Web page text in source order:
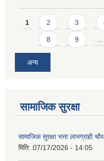
Pages
1 2 3
8 9
अन्य
सामाजिक सुरक्षा
सामाजिक सुरक्षा भत्ता लाभग्राही
मिति: 07/17/2026 - 14:05